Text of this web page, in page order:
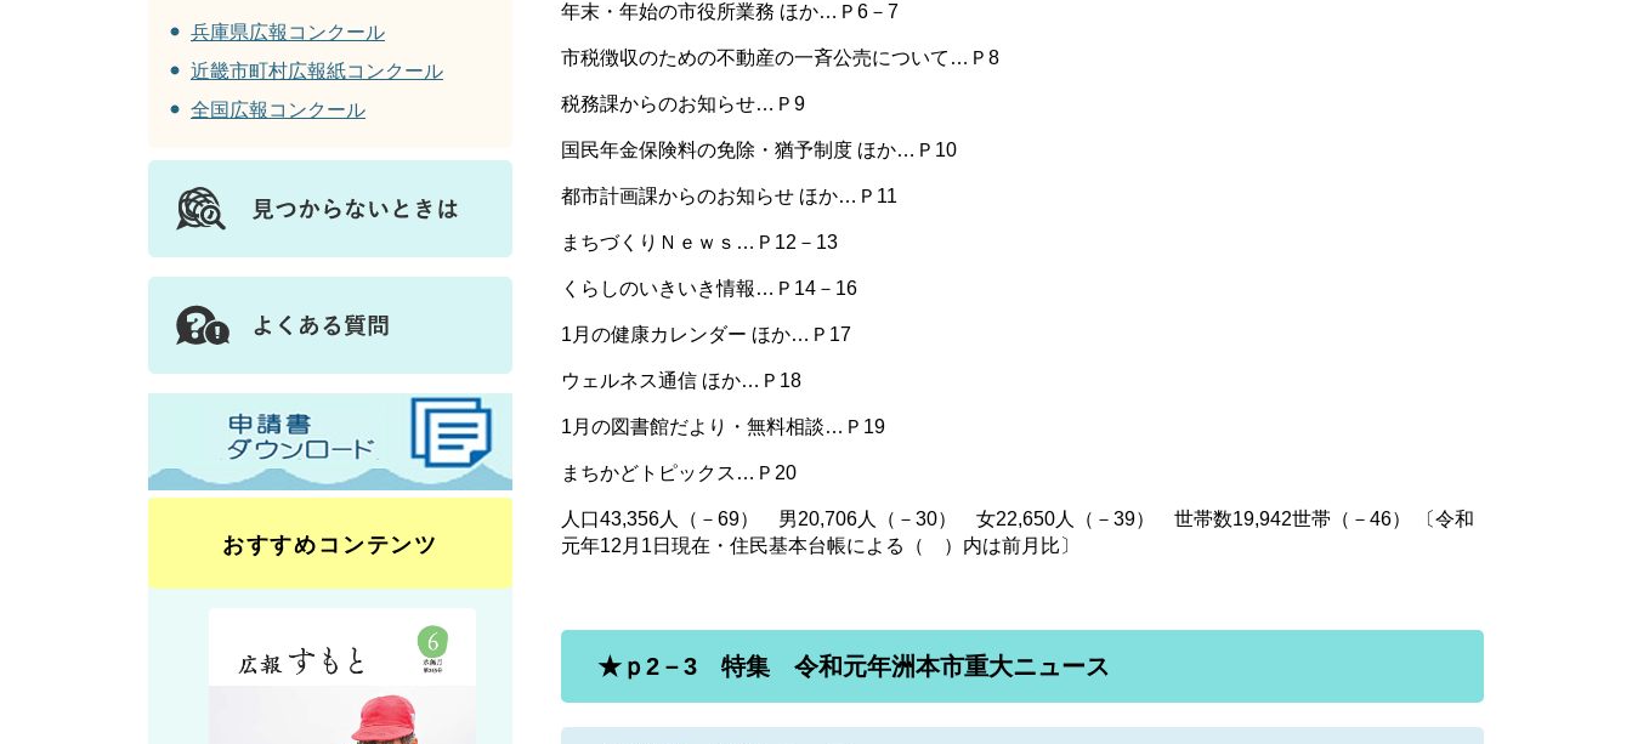
年末・年始の市役所業務 ほか…Ｐ6－7
市税徴収のための不動産の一斉公売について…Ｐ8
税務課からのお知らせ…Ｐ9
国民年金保険料の免除・猶予制度 ほか…Ｐ10
都市計画課からのお知らせ ほか…Ｐ11
まちづくりＮｅｗｓ…Ｐ12－13
くらしのいきいき情報…Ｐ14－16
1月の健康カレンダー ほか…Ｐ17
ウェルネス通信 ほか…Ｐ18
1月の図書館だより・無料相談…Ｐ19
まちかどトピックス…Ｐ20
人口43,356人（－69） 男20,706人（－30） 女22,650人（－39） 世帯数19,942世帯（－46） 〔令和
元年12月1日現在・住民基本台帳による（ ）内は前月比〕
★ｐ2－3 特集 令和元年洲本市重大ニュース
兵庫県広報コンクール
近畿市町村広報紙コンクール
全国広報コンクール
おすすめコンテンツ